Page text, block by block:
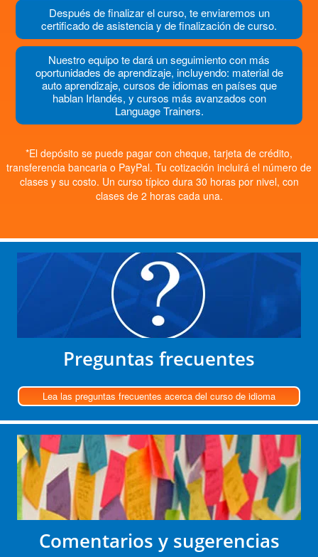
Después de finalizar el curso, te enviaremos un
certificado de asistencia y de finalización de curso.
Nuestro equipo te dará un seguimiento con más
oportunidades de aprendizaje, incluyendo: material de
auto aprendizaje, cursos de idiomas en países que
hablan Irlandés, y cursos más avanzados con
Language Trainers.
*El depósito se puede pagar con cheque, tarjeta de crédito,
transferencia bancaria o PayPal. Tu cotización incluirá el número de
clases y su costo. Un curso típico dura 30 horas por nivel, con
clases de 2 horas cada una.
Preguntas frecuentes
Lea las preguntas frecuentes acerca del curso de idioma
Comentarios y sugerencias